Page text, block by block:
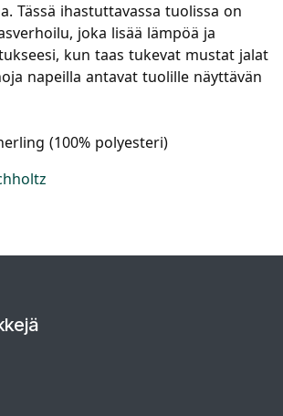
Tässä ihastuttavassa tuolissa on
joka lisää lämpöä ja
kun taas tukevat mustat jalat
napeilla antavat tuolille näyttävän
(100% polyesteri)